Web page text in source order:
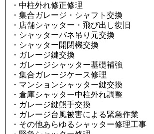
・中柱外れ修正修理
・集合ガレージ・シャフト交換
・店舗シャッター・飛び出し復旧
・シャッターバネ吊り元交換
・シャッター開閉機交換
・ガレージ鍵交換
・ガレージシャッター基礎補強
・集合ガレージケース修理
・マンションシャッター鍵交換
・倉庫シャッター中柱外れ調整
・ガレージ鍵熊手交換
・ガレージ台風被害による緊急作業
・その他あらゆるシャッター修理工事